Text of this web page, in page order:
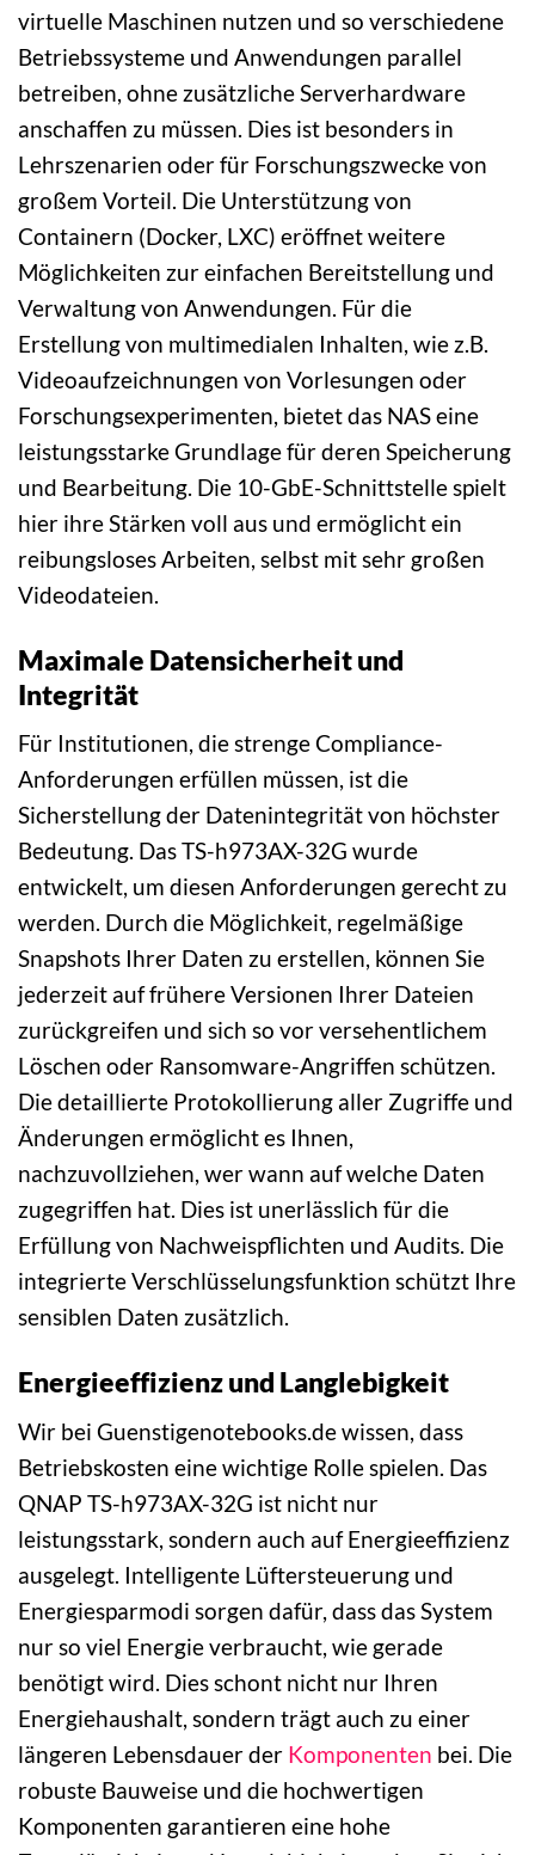
virtuelle Maschinen nutzen und so verschiedene
Betriebssysteme und Anwendungen parallel
betreiben, ohne zusätzliche Serverhardware
anschaffen zu müssen. Dies ist besonders in
Lehrszenarien oder für Forschungszwecke von
großem Vorteil. Die Unterstützung von
Containern (Docker, LXC) eröffnet weitere
Möglichkeiten zur einfachen Bereitstellung und
Verwaltung von Anwendungen. Für die
Erstellung von multimedialen Inhalten, wie z.B.
Videoaufzeichnungen von Vorlesungen oder
Forschungsexperimenten, bietet das NAS eine
leistungsstarke Grundlage für deren Speicherung
und Bearbeitung. Die 10-GbE-Schnittstelle spielt
hier ihre Stärken voll aus und ermöglicht ein
reibungsloses Arbeiten, selbst mit sehr großen
Videodateien.
Maximale Datensicherheit und
Integrität
Für Institutionen, die strenge Compliance-
Anforderungen erfüllen müssen, ist die
Sicherstellung der Datenintegrität von höchster
Bedeutung. Das TS-h973AX-32G wurde
entwickelt, um diesen Anforderungen gerecht zu
werden. Durch die Möglichkeit, regelmäßige
Snapshots Ihrer Daten zu erstellen, können Sie
jederzeit auf frühere Versionen Ihrer Dateien
zurückgreifen und sich so vor versehentlichem
Löschen oder Ransomware-Angriffen schützen.
Die detaillierte Protokollierung aller Zugriffe und
Änderungen ermöglicht es Ihnen,
nachzuvollziehen, wer wann auf welche Daten
zugegriffen hat. Dies ist unerlässlich für die
Erfüllung von Nachweispflichten und Audits. Die
integrierte Verschlüsselungsfunktion schützt Ihre
sensiblen Daten zusätzlich.
Energieeffizienz und Langlebigkeit
Wir bei Guenstigenotebooks.de wissen, dass
Betriebskosten eine wichtige Rolle spielen. Das
QNAP TS-h973AX-32G ist nicht nur
leistungsstark, sondern auch auf Energieeffizienz
ausgelegt. Intelligente Lüftersteuerung und
Energiesparmodi sorgen dafür, dass das System
nur so viel Energie verbraucht, wie gerade
benötigt wird. Dies schont nicht nur Ihren
Energiehaushalt, sondern trägt auch zu einer
längeren Lebensdauer der Komponenten bei. Die
robuste Bauweise und die hochwertigen
Komponenten garantieren eine hohe